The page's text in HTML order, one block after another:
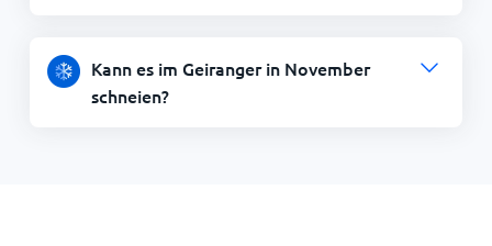
Kann es im Geiranger in November
schneien?